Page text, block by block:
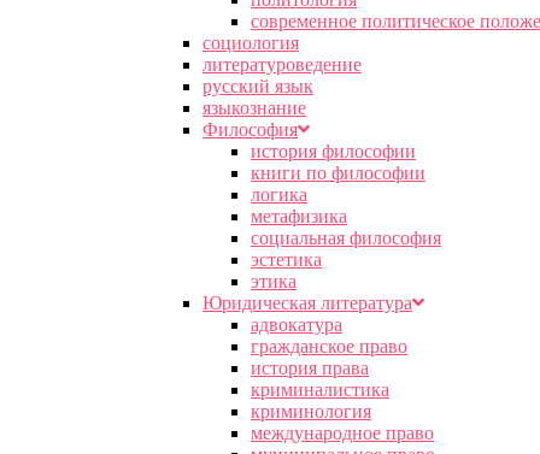
современное политическое
социология
литературоведение
русский язык
языкознание
Философия
история философии
книги по философии
логика
метафизика
социальная философия
эстетика
этика
Юридическая литература
адвокатура
гражданское право
история права
криминалистика
криминология
международное право